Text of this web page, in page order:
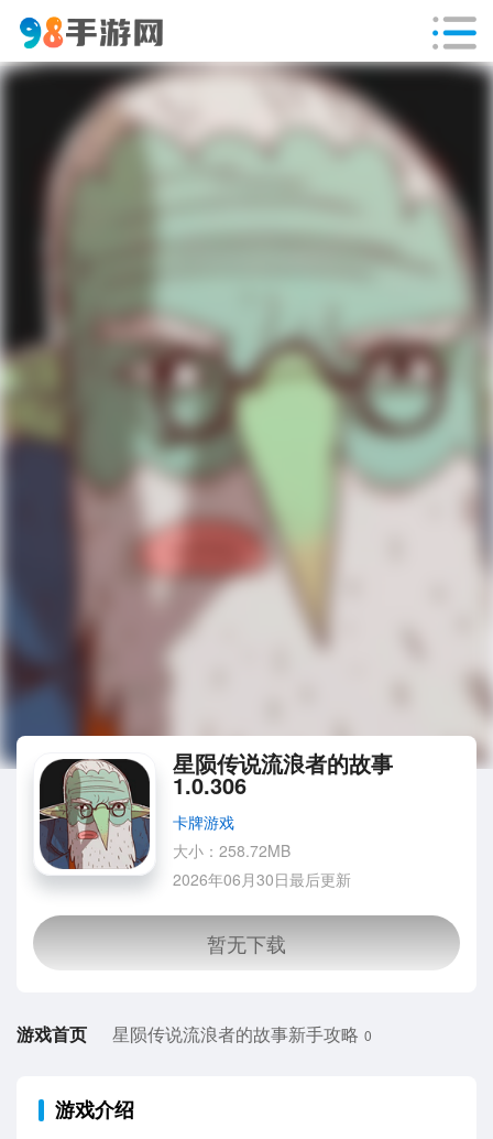
星陨传说流浪者的故事
1.0.306
卡牌游戏
大小：258.72MB
2026年06月30日最后更新
游戏首页 星陨传说流浪者的故事新手攻略 0
游戏介绍